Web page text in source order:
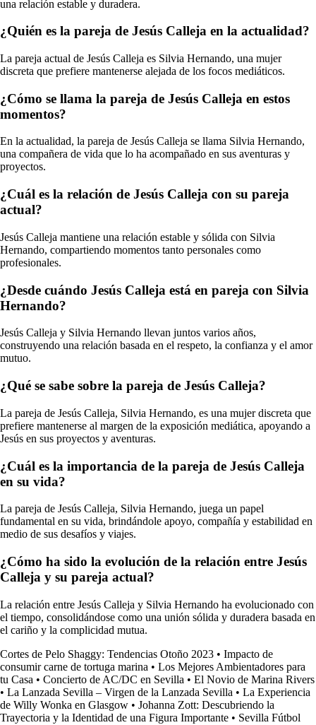
una relación estable y duradera.
¿Quién es la pareja de Jesús Calleja en la actualidad?
La pareja actual de Jesús Calleja es Silvia Hernando, una mujer
discreta que prefiere mantenerse alejada de los focos mediáticos.
¿Cómo se llama la pareja de Jesús Calleja en estos
momentos?
En la actualidad, la pareja de Jesús Calleja se llama Silvia Hernando,
una compañera de vida que lo ha acompañado en sus aventuras y
proyectos.
¿Cuál es la relación de Jesús Calleja con su pareja
actual?
Jesús Calleja mantiene una relación estable y sólida con Silvia
Hernando, compartiendo momentos tanto personales como
profesionales.
¿Desde cuándo Jesús Calleja está en pareja con Silvia
Hernando?
Jesús Calleja y Silvia Hernando llevan juntos varios años,
construyendo una relación basada en el respeto, la confianza y el amor
mutuo.
¿Qué se sabe sobre la pareja de Jesús Calleja?
La pareja de Jesús Calleja, Silvia Hernando, es una mujer discreta que
prefiere mantenerse al margen de la exposición mediática, apoyando a
Jesús en sus proyectos y aventuras.
¿Cuál es la importancia de la pareja de Jesús Calleja
en su vida?
La pareja de Jesús Calleja, Silvia Hernando, juega un papel
fundamental en su vida, brindándole apoyo, compañía y estabilidad en
medio de sus desafíos y viajes.
¿Cómo ha sido la evolución de la relación entre Jesús
Calleja y su pareja actual?
La relación entre Jesús Calleja y Silvia Hernando ha evolucionado con
el tiempo, consolidándose como una unión sólida y duradera basada en
el cariño y la complicidad mutua.
Cortes de Pelo Shaggy: Tendencias Otoño 2023 • Impacto de
consumir carne de tortuga marina • Los Mejores Ambientadores para
tu Casa • Concierto de AC/DC en Sevilla • El Novio de Marina Rivers
• La Lanzada Sevilla – Virgen de la Lanzada Sevilla • La Experiencia
de Willy Wonka en Glasgow • Johanna Zott: Descubriendo la
Trayectoria y la Identidad de una Figura Importante • Sevilla Fútbol